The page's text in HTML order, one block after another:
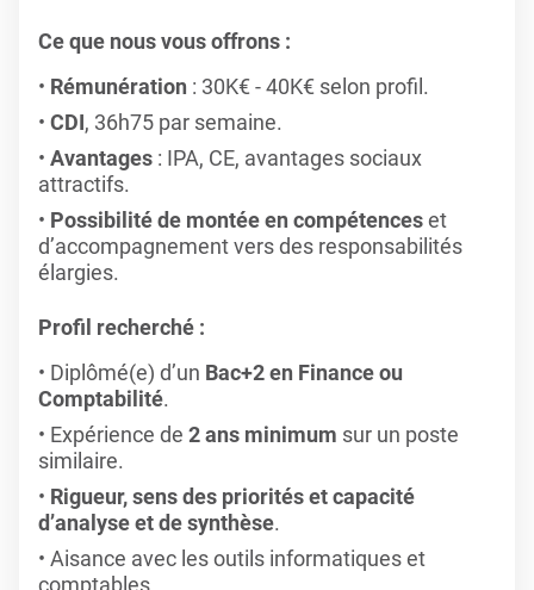
Ce que nous vous offrons :
Rémunération : 30K€ - 40K€ selon profil.
CDI, 36h75 par semaine.
Avantages : IPA, CE, avantages sociaux
attractifs.
Possibilité de montée en compétenceset
d’accompagnement vers des responsabilités
élargies.
Profil recherché :
Diplômé(e) d’un Bac+2 en Finance ou
Comptabilité.
Expérience de 2 ans minimum sur un poste
similaire.
Rigueur, sens des priorités et capacité
d’analyse et de synthèse.
Aisance avec les outils informatiques et
comptables.